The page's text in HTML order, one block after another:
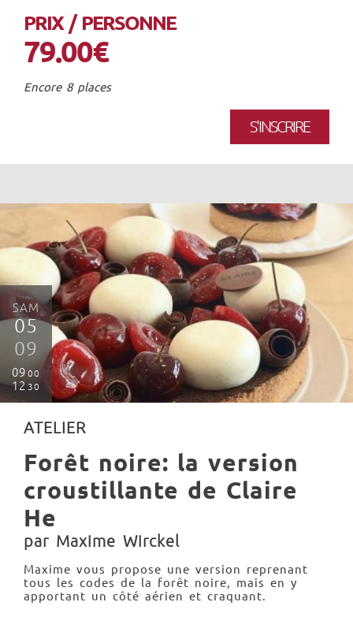
PRIX / PERSONNE
79.00€
Encore 8 places
S'INSCRIRE
SAM
05
09
09 00
12 30
ATELIER
Forêt noire: la version
croustillante de Claire
He
par Maxime Wirckel
Maxime vous propose une version reprenant
tous les codes de la forêt noire, mais en y
apportant un côté aérien et craquant.